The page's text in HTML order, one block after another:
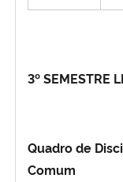
3º SEMESTRE
Quadro de
Comum